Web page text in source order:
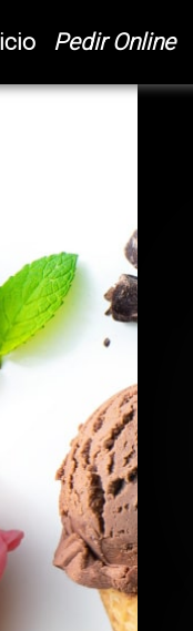
(current)
Pedir Online